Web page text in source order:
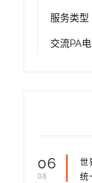
服务类型
交流PA
06
08
世
统